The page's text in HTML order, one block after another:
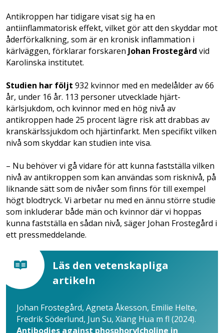
Antikroppen har tidigare visat sig ha en
antiinflammatorisk effekt, vilket gör att den skyddar mot
åderförkalkning, som är en kronisk inflammation i
kärlväggen, förklarar forskaren Johan Frostegård vid
Karolinska institutet.
Studien har följt 932 kvinnor med en medelålder av 66
år, under 16 år. 113 personer utvecklade hjärt-
kärlsjukdom, och kvinnor med en hög nivå av
antikroppen hade 25 procent lägre risk att drabbas av
kranskärlssjukdom och hjärtinfarkt. Men specifikt vilken
nivå som skyddar kan studien inte visa.
– Nu behöver vi gå vidare för att kunna fastställa vilken
nivå av antikroppen som kan användas som risknivå, på
liknande sätt som de nivåer som finns för till exempel
högt blodtryck. Vi arbetar nu med en ännu större studie
som inkluderar både män och kvinnor där vi hoppas
kunna fastställa en sådan nivå, säger Johan Frostegård i
ett pressmeddelande.
Läs den vetenskapliga
artikeln
Johan Frostegård, Agneta Åkesson, Emilie Helte,
Fredrik Söderlund, Jun Su, Xiang Hua m fl (2024).
Antibodies against phosphorylcholine in